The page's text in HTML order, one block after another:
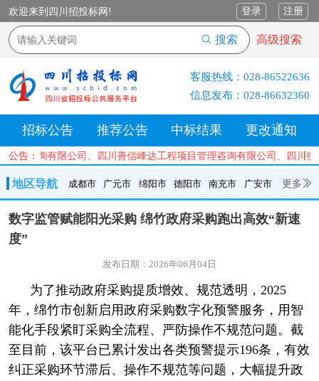
欢迎来到四川招投标网! 登录 注册
搜索 高级搜索
客服热线： 028-86522636
信息发布： 028-86632360
招标公告 推荐公告 中标结果 更改通知
公告：询有限公司、四川善信峰达工程项目管理咨询有限公司、四
地区导航 成都市 广元市 绵阳市 德阳市 南充市 广安市 更多
成都市 广元市 绵阳市 德阳市 南充市 广安市
遂宁市
内江市
数字监管赋能阳光采购 绵竹政府采购跑出高效“新速
度”
发布日期：2026年06月04日
为了推动政府采购提质增效、规范透明，2025
年，绵竹市创新启用政府采购数字化预警服务，用智
能化手段紧盯采购全流程、严防操作不规范问题。截
至目前，该平台已累计发出各类预警提示196条，有效
纠正采购环节滞后、操作不规范等问题，大幅提升政